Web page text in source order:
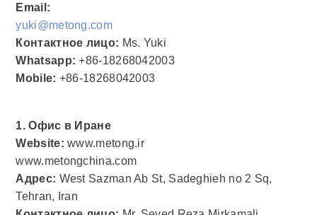
Email:
yuki@metong.com
Контактное лицо: Ms. Yuki
Whatsapp:+86-18268042003
Mobile: +86-18268042003
1. Офис в Иране
Website: www.metong.ir
www.metongchina.com
Адрес: West Sazman Ab St, Sadeghieh no 2 Sq,
Tehran, Iran